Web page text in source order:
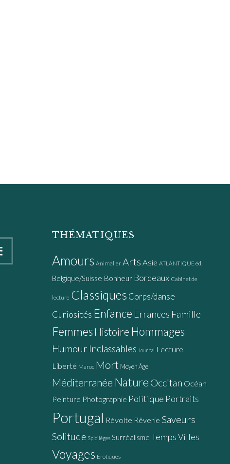
THÉMATIQUES
Amours Animalier Arts Asie ATLANTIQUE éd.
Belgique/Suisse Bonheur Bordeaux Cabinet de
lecture Classiques Corps/danse
Curiosités Enfance Errances Famille
Femmes Histoire Hommages
Humour Inclassables Journal Lecture
Liberté Maroc Mort Moyen Âge
Méditerranée Nature Occitan Océan
Peinture Photographie Politique Portraits
Portugal Révolte Rêverie Saveurs
Solitude Spicilèges Surréalisme TempsVilles
Voyages Érotiques